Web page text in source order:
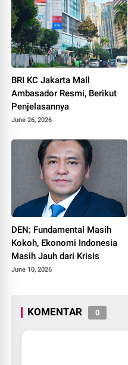
BRI KC Jakarta Mall
Ambasador Resmi, Berikut
Penjelasannya
June 26, 2026
DEN: Fundamental Masih
Kokoh, Ekonomi Indonesia
Masih Jauh dari Krisis
June 10, 2026
KOMENTAR 0